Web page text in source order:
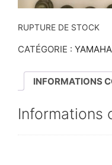
RUPTURE DE STOCK
CATÉGORIE :
INFORMATIONS
Informations